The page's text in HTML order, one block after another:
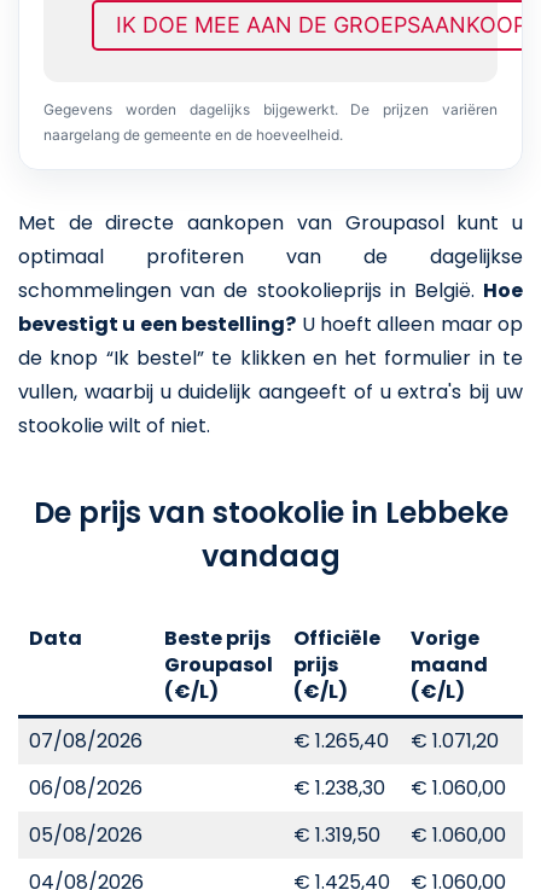
IK DOE MEE AAN DE GROEPSAANKOOP
Gegevens worden dagelijks bijgewerkt. De prijzen variëren
naargelang de gemeente en de hoeveelheid.
Met de directe aankopen van Groupasol kunt u
optimaal profiteren van de dagelijkse
schommelingen van de stookolieprijs in België. Hoe
bevestigt u een bestelling? U hoeft alleen maar op
de knop “Ik bestel” te klikken en het formulier in te
vullen, waarbij u duidelijk aangeeft of u extra's bij uw
stookolie wilt of niet.
De prijs van stookolie in Lebbeke
vandaag
Data
Beste prijs
Groupasol
(€/L)
Officiële
prijs
(€/L)
Vorige
maand
(€/L)
07/08/2026
€ 1.265,40 € 1.071,20
06/08/2026
€ 1.238,30 € 1.060,00
05/08/2026
€ 1.319,50 € 1.060,00
04/08/2026
€ 1.425,40 € 1.060,00